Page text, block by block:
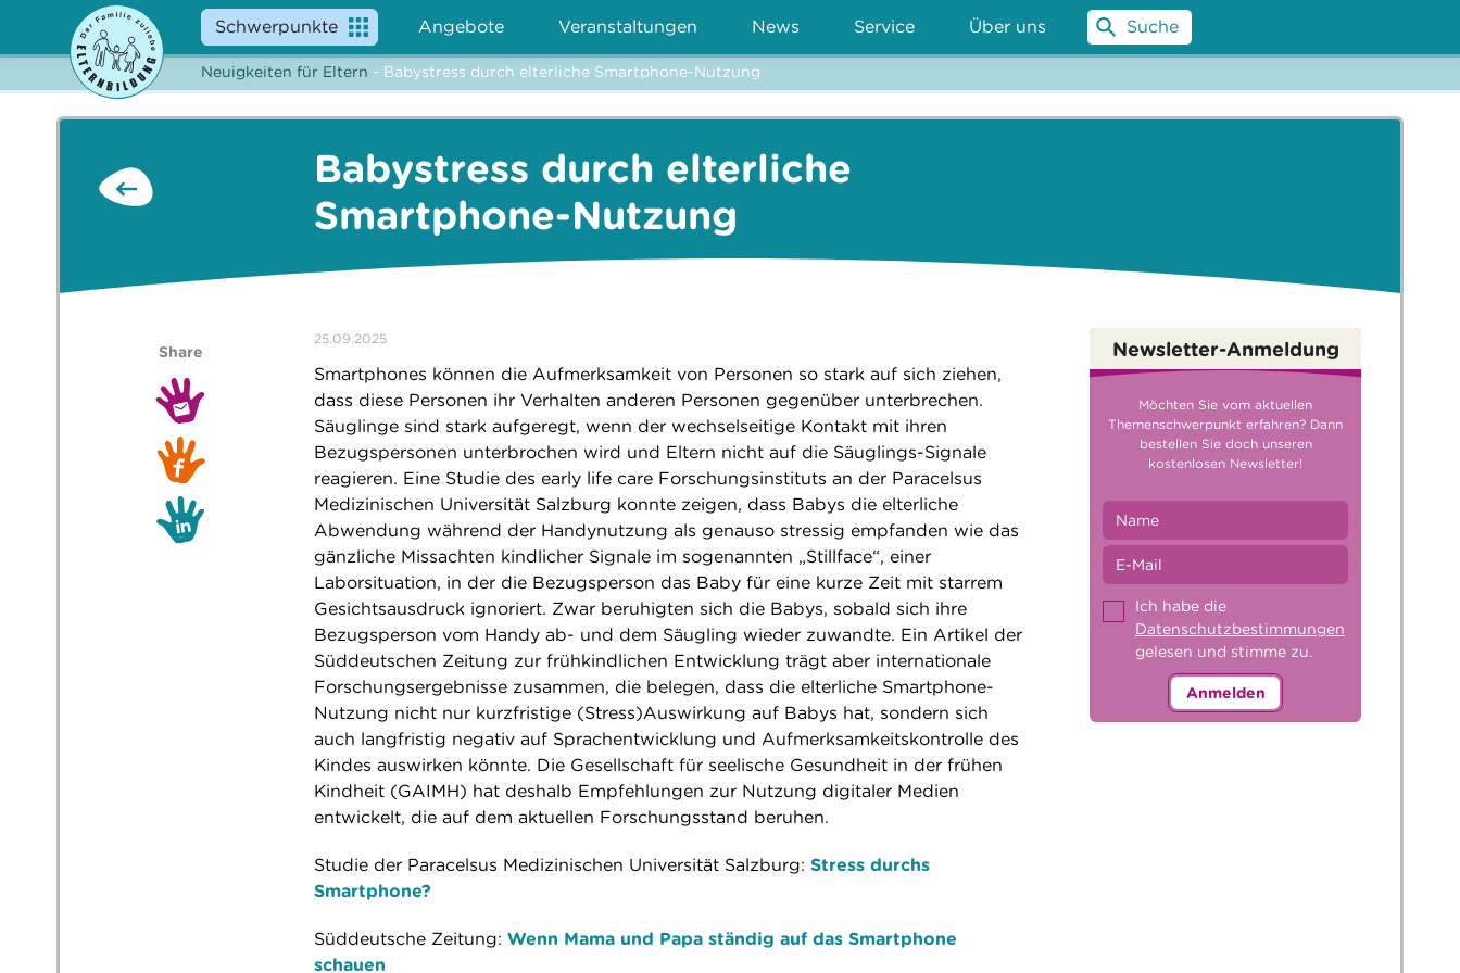
Schwerpunkte Angebote Veranstaltungen News Service Über uns Suche
Neuigkeiten für Eltern - Babystress durch elterliche Smartphone-Nutzung
Babystress durch elterliche
Smartphone-Nutzung
25.09.2025
Smartphones können die Aufmerksamkeit von Personen so stark auf sich ziehen,
dass diese Personen ihr Verhalten anderen Personen gegenüber unterbrechen.
Säuglinge sind stark aufgeregt, wenn der wechselseitige Kontakt mit ihren
Bezugspersonen unterbrochen wird und Eltern nicht auf die Säuglings-Signale
reagieren. Eine Studie des early life care Forschungsinstituts an der Paracelsus
Medizinischen Universität Salzburg konnte zeigen, dass Babys die elterliche
Abwendung während der Handynutzung als genauso stressig empfanden wie das
gänzliche Missachten kindlicher Signale im sogenannten „Stillface“, einer
Laborsituation, in der die Bezugsperson das Baby für eine kurze Zeit mit starrem
Gesichtsausdruck ignoriert. Zwar beruhigten sich die Babys, sobald sich ihre
Bezugsperson vom Handy ab- und dem Säugling wieder zuwandte. Ein Artikel der
Süddeutschen Zeitung zur frühkindlichen Entwicklung trägt aber internationale
Forschungsergebnisse zusammen, die belegen, dass die elterliche Smartphone-
Nutzung nicht nur kurzfristige (Stress)Auswirkung auf Babys hat, sondern sich
auch langfristig negativ auf Sprachentwicklung und Aufmerksamkeitskontrolle des
Kindes auswirken könnte. Die Gesellschaft für seelische Gesundheit in der frühen
Kindheit (GAIMH) hat deshalb Empfehlungen zur Nutzung digitaler Medien
entwickelt, die auf dem aktuellen Forschungsstand beruhen.
Studie der Paracelsus Medizinischen Universität Salzburg: Stress durchs
Smartphone?
Süddeutsche Zeitung: Wenn Mama und Papa ständig auf das Smartphone
schauen
Share Newsletter-Anmeldung
Möchten Sie vom aktuellen
Themenschwerpunkt erfahren? Dann
bestellen Sie doch unseren
kostenlosen Newsletter!
Ich habe die
Datenschutzbestimmungen
gelesen und stimme zu.
Anmelden